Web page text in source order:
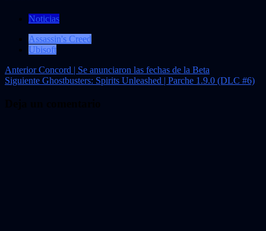
Noticias
Assassin's Creed
Ubisoft
Navegación
de
AnteriorConcord | Se anunciaron las fechas de la Beta
Siguiente Ghostbusters: Spirits Unleashed | Parche 1.9.0 (DLC #6)